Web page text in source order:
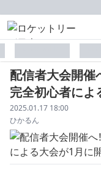
配信者大会開催
完全初心者によ
配信日
2025.01.17 18:00
著者
ひかるん